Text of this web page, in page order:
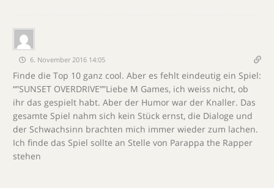
6. November 2016 14:05
Finde die Top 10 ganz cool. Aber es fehlt eindeutig ein Spiel:
“”SUNSET OVERDRIVE””Liebe M Games, ich weiss nicht, ob
ihr das gespielt habt. Aber der Humor war der Knaller. Das
gesamte Spiel nahm sich kein Stück ernst, die Dialoge und
der Schwachsinn brachten mich immer wieder zum lachen.
Ich finde das Spiel sollte an Stelle von Parappa the Rapper
stehen